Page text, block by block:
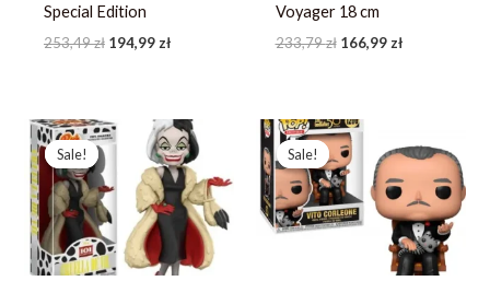
Special Edition
253,49zł 194,99 zł
Voyager 18 cm
233,79zł 166,99 zł
Sale!
Sale!
Pierwotna
cena
wynosiła:
214,23 zł.
Aktualna
cena
wynosi:
164,79 zł.
Sale!
Sale!
Pierwotna
cena
wynosiła:
252,71 zł.
cena
wynosi:
194,39 zł.